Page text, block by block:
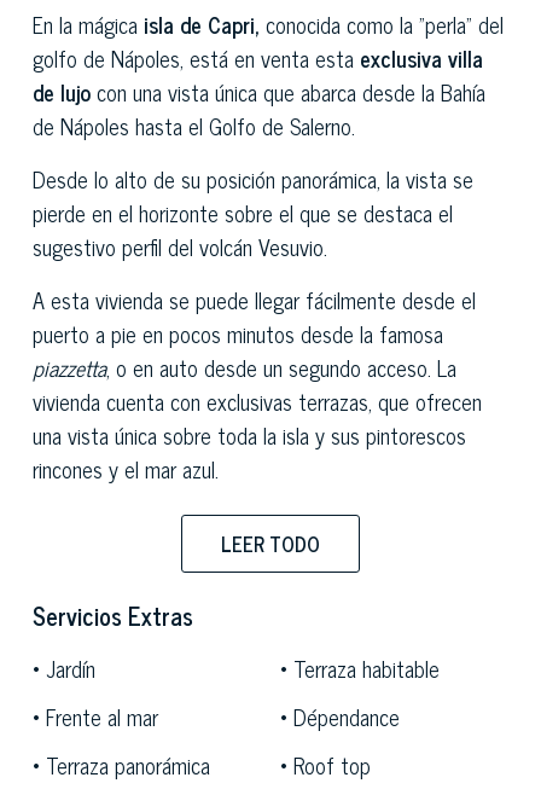
En la mágica isla de Capri, conocida como la "perla" del
golfo de Nápoles, está en venta esta exclusiva villa
de lujocon una vista única que abarca desde la Bahía
de Nápoles hasta el Golfo de Salerno.
Desde lo alto de su posición panorámica, la vista se
pierde en el horizonte sobre el que se destaca el
sugestivo perfil del volcán Vesuvio.
A esta vivienda se puede llegar fácilmente desde el
puerto a pie en pocos minutos desde la famosa
piazzetta, o en auto desde un segundo acceso. La
vivienda cuenta con exclusivas terrazas, que ofrecen
una vista única sobre toda la isla y sus pintorescos
rincones y el mar azul.
El fabuloso jardín privado que rodea a la villa es un
triunfo de perfumes y colores típicos de esta tierra,
lavanda, con majestuosos olivos que nos regalan zonas
de sombra e indiscutida privacidad.
Edificada por voluntad del pintor y poeta simbolista
propiedad es un inmueble de época en típico estilo
LEER TODO
Servicios Extras
Jardín
Terraza habitable
Frente al mar
Dépendance
Terraza panorámica
Roof top